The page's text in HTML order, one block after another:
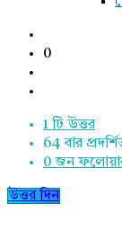
0
1 টি উত্তর
64বার
0 জন
উত্তর দিন